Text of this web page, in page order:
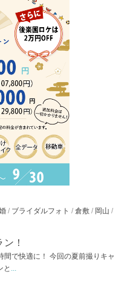
/ ブライダルフォト /倉敷 / 岡山 /
！
で快適に！ 今回の夏前撮りキャ
と ...